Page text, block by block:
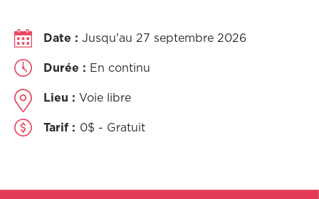
Date : Jusqu'au 27 septembre 2026
Durée : En continu
Lieu : Voie libre
Tarif : 0$ - Gratuit